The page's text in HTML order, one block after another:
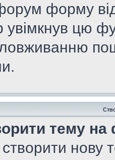
форму
увімкнув цю
тему на
нову